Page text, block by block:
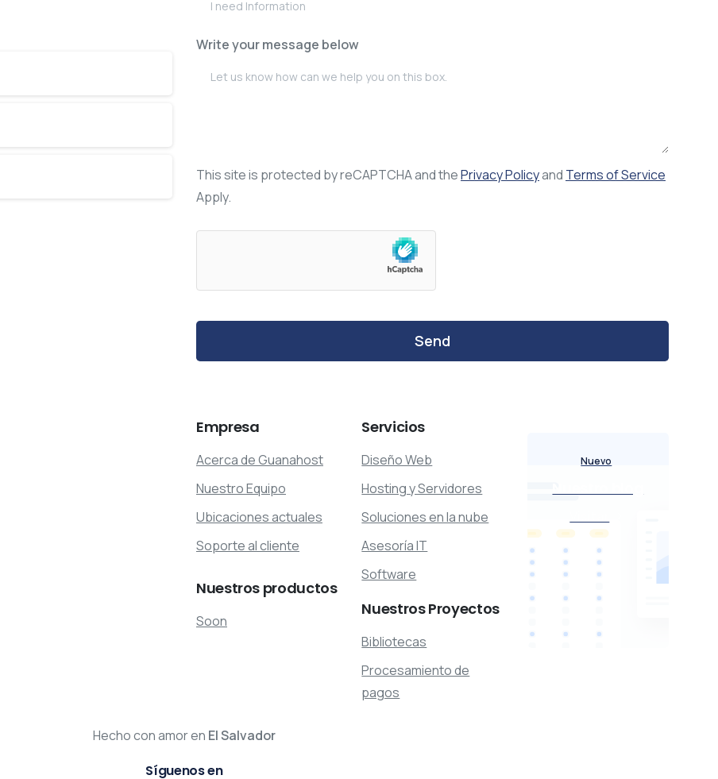
Write your message below
This site is protected by reCAPTCHA and thePrivacy Policyand Terms of Service
Apply.
Empresa
Acerca de Guanahost
Nuestro Equipo
Ubicaciones actuales
Soporte al cliente
Nuestros productos
Soon
Servicios
Diseño Web
Hosting y Servidores
Soluciones en la nube
Asesoría IT
Software
NuestrosProyectos
Bibliotecas
Procesamiento de
pagos
Nuevo
Hecho con amor en El Salvador
Síguenos en